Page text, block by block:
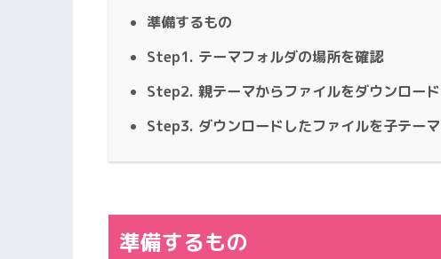
準備するもの
Step1. テーマフォルダの場所を確認
Step2. 親テーマからファイルをダウンロード
Step3. ダウンロードしたファイルを子テー
準備するもの